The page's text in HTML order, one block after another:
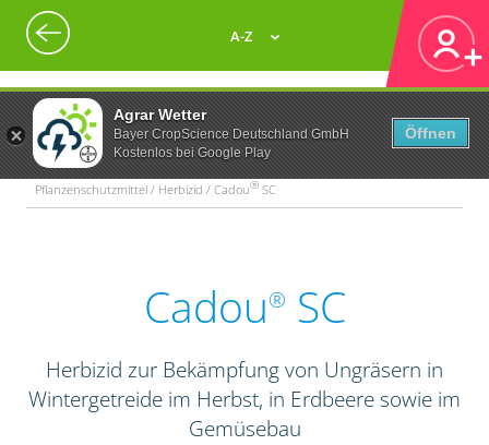
Agrar Wetter
Bayer CropScience Deutschland GmbH
Kostenlos bei Google Play
Öffnen
A-Z
Pflanzenschutzmittel / Herbizid / Cadou® SC
Cadou® SC
Herbizid zur Bekämpfung von Ungräsern in
Wintergetreide im Herbst, in Erdbeere sowie im
Gemüsebau